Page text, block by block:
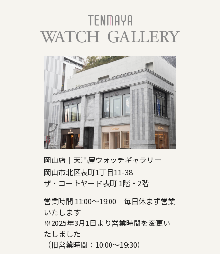
岡山店｜天満屋ウォッチギャラリー
岡山市北区表町1丁目11-38
ザ・コートヤード表町 1階・2階
営業時間 11:00～19:00 毎日休まず営業
いたします
※2025年3月1日より営業時間を変更い
たしました
（旧営業時間：10:00～19:30）